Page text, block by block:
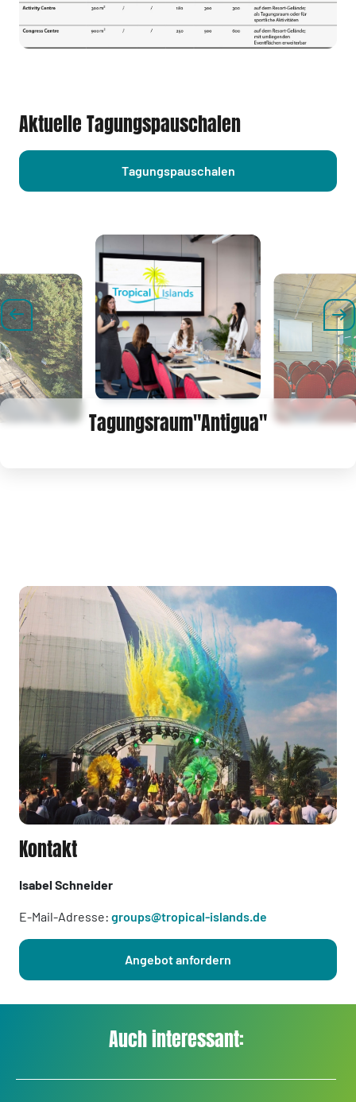
Aktuelle Tagungspauschalen
Tagungspauschalen
Tagungsraum"Antigua"
Kontakt
Isabel Schneider
E-Mail-Adresse: groups@tropical-islands.de
Angebot anfordern
Auch interessant: